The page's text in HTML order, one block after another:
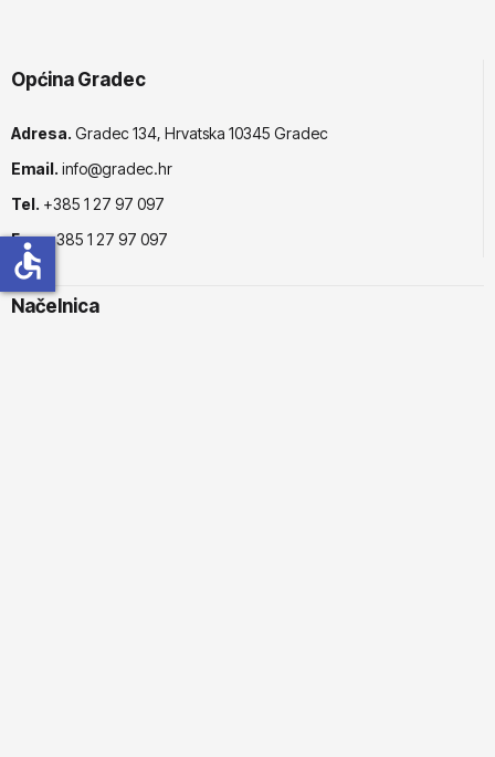
Općina Gradec
Adresa. Gradec 134, Hrvatska 10345 Gradec
Email. info@gradec.hr
Tel. +385 1 27 97 097
Fax.+385 1 27 97 097
Načelnica
accessible